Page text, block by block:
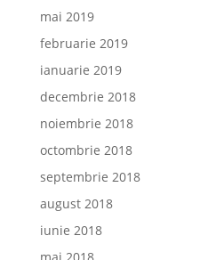
mai 2019
februarie 2019
ianuarie 2019
decembrie 2018
noiembrie 2018
octombrie 2018
septembrie 2018
august 2018
iunie 2018